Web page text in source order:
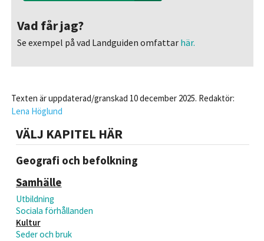
Vad får jag?
Se exempel på vad Landguiden omfattarhär.
Texten är uppdaterad/granskad 10 december 2025. Redaktör:
Lena Höglund
VÄLJ KAPITEL HÄR
Geografi och befolkning
Samhälle
Utbildning
Sociala förhållanden
Kultur
Seder och bruk